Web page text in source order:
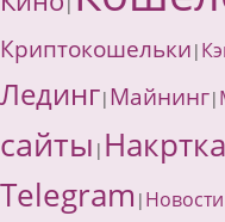
Криптокошельки |
Лединг| Майнинг|
сайты |
Telegram | Новости